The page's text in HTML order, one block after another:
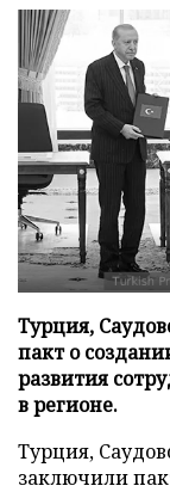
Турция,
пакт о
развития
в регионе.
Турция,
заключили